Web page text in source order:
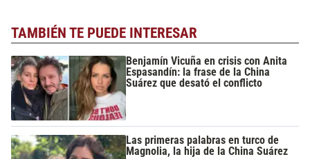
TAMBIÉN TE PUEDE INTERESAR
Benjamín Vicuña en crisis con Anita
Espasandín: la frase de la China
Suárez que desató el conflicto
Las primeras palabras en turco de
Magnolia, la hija de la China Suárez